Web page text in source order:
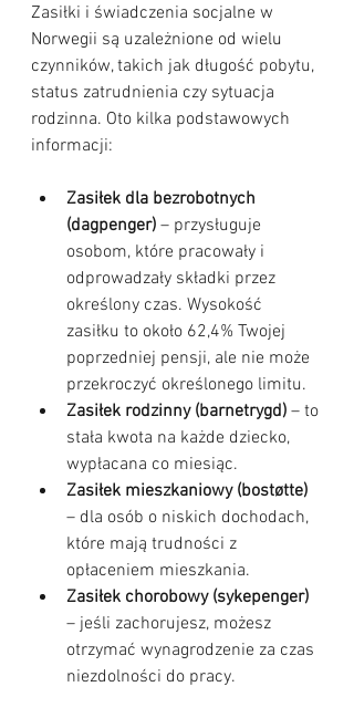
Zasiłki i świadczenia socjalne w
Norwegii są uzależnione od wielu
czynników, takich jak długość pobytu,
status zatrudnienia czy sytuacja
rodzinna. Oto kilka podstawowych
informacji:
Zasiłek dla bezrobotnych
(dagpenger) – przysługuje
osobom, które pracowały i
odprowadzały składki przez
określony czas. Wysokość
zasiłku to około 62,4% Twojej
poprzedniej pensji, ale nie może
przekroczyć określonego limitu.
Zasiłek rodzinny (barnetrygd) – to
stała kwota na każde dziecko,
wypłacana co miesiąc.
Zasiłek mieszkaniowy (bostøtte)
– dla osób o niskich dochodach,
które mają trudności z
opłaceniem mieszkania.
Zasiłek chorobowy (sykepenger)
– jeśli zachorujesz, możesz
otrzymać wynagrodzenie za czas
niezdolności do pracy.